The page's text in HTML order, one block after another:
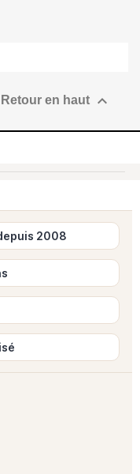
Retour en haut 
2008